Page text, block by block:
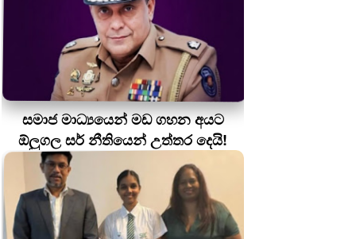
සමාජ මාධ්‍යයෙන් මඩ ගහන අයට
ඕලුගල සර් නීතියෙන් උත්තර දෙයි!